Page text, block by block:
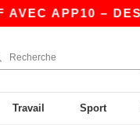
– DES
Travail Sport